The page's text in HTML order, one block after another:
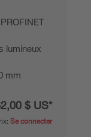
lumineux
mm
$ US*
Se connecter